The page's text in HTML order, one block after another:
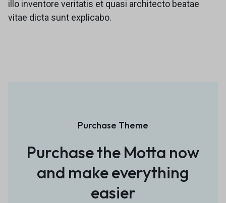
illo inventore veritatis et quasi architecto beatae
vitae dicta sunt explicabo.
Purchase Theme
Purchase the Motta now
and make everything
easier